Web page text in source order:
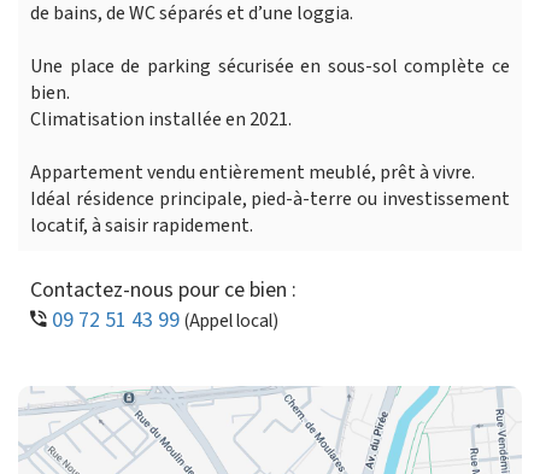
de bains, de WC séparés et d’une loggia.
Une place de parking sécurisée en sous-sol complète ce
bien.
Climatisation installée en 2021.
Appartement vendu entièrement meublé, prêt à vivre.
Idéal résidence principale, pied-à-terre ou investissement
locatif, à saisir rapidement.
Contactez-nous pour ce bien :
09 72 51 43 99(Appel local)